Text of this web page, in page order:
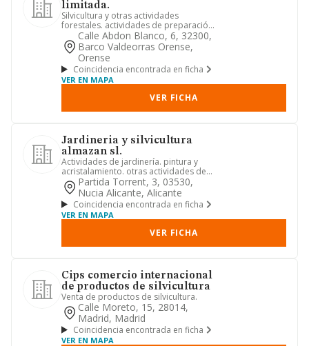
limitada.
Silvicultura y otras actividades
forestales. actividades de preparación
posterior a la cosecha y tr...
Calle Abdon Blanco, 6, 32300,
Barco Valdeorras Orense,
Orense
Coincidencia encontrada en ficha
VER EN MAPA
VER FICHA
Jardineria y silvicultura
almazan sl.
Actividades de jardinería. pintura y
acristalamiento. otras actividades de
construcción. silvicultu...
Partida Torrent, 3, 03530,
Nucia Alicante, Alicante
Coincidencia encontrada en ficha
VER EN MAPA
VER FICHA
Cips comercio internacional
de productos de silvicultura
Venta de productos de silvicultura.
Calle Moreto, 15, 28014,
Madrid, Madrid
Coincidencia encontrada en ficha
VER EN MAPA